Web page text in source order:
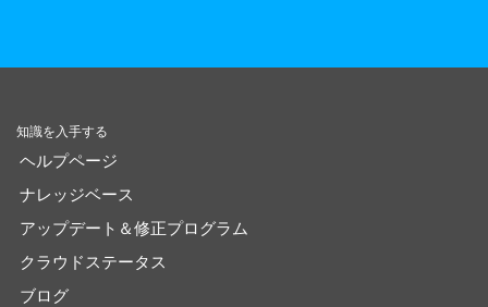
知識を入手する
ヘルプページ
ナレッジベース
アップデート＆修正プログラム
クラウドステータス
ブログ